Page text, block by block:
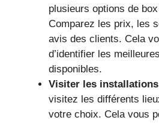
plusieurs options de
Comparez les prix, les
avis des clients. Cela
d’identifier les
disponibles.
Visiter les
visitez les différents
votre choix. Cela vous